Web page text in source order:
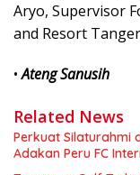
Aryo, Supervisor
and Resort
•Ateng Sanusih
Related News
Perkuat Silaturahmi
Adakan Peru FC